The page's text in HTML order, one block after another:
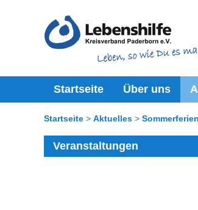
Startseite Über uns
Startseite Aktuelles
Veranstaltungen